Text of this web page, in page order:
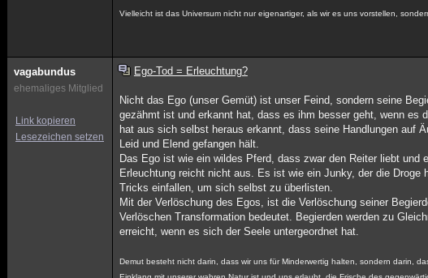
Vielleicht ist das Universum nicht nur eigenartiger, als wir es uns vorstellen,
vagabundus
ehemaliges Mitglied
Link kopieren
Lesezeichen setzen
Ego-Tod = Erleuchtung?
Nicht das Ego (unser Gemüt) ist unser Feind, sondern seine
gezähmt ist und erkannt hat, dass es ihm besser geht, wenn es
hat aus sich selbst heraus erkannt, dass seine Handlungen auf
Leid und Elend gefangen hält.
Das Ego ist wie ein wildes Pferd, dass zwar den Reiter liebt
Erleuchtung reicht nicht aus. Es ist wie ein Junky, der die
Tricks einfallen, um sich selbst zu überlisten.
Mit der Verlöschung des Egos, ist die Verlöschung seiner
Verlöschen Transformation bedeutet. Begierden werden zu
erreicht, wenn es sich der Seele untergeordnet hat.
Demut besteht nicht darin, dass wir uns für Minderwertig halten, sondern darin,